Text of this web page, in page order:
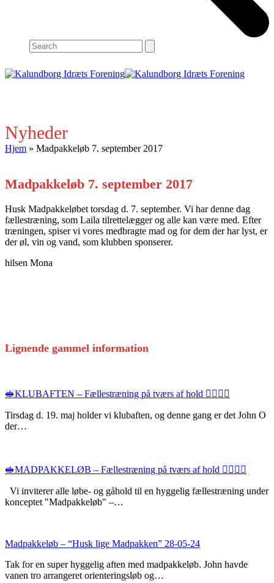
Search
Nyheder
Hjem » Madpakkeløb 7. september 2017
Madpakkeløb 7. september 2017
Husk Madpakkeløbet torsdag d. 7. september. Vi har denne dag
fællestræning, som Laila tilrettelægger og alle kan være med. Efter
træningen, spiser vi vores medbragte mad og for dem der har lyst, er
der øl, vin og vand, som klubben sponserer.
hilsen Mona
Lignende gammel information
🥪KLUBAFTEN – Fællestræning på tværs af hold 🏃‍♀️🚶‍♂️
Tirsdag d. 19. maj holder vi klubaften, og denne gang er det John O
der…
🥪MADPAKKELØB – Fællestræning på tværs af hold 🏃‍♀️🚶‍♂️
Vi inviterer alle løbe- og gåhold til en hyggelig fællestræning under
konceptet "Madpakkeløb" –…
Madpakkeløb – “Husk lige Madpakken” 28-05-24
Tak for en super hyggelig aften med madpakkeløb. John havde
vanen tro arrangeret orienteringsløb og…